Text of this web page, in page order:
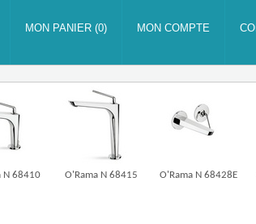
N 68410 O'Rama N 68415 O'Rama N 68428E